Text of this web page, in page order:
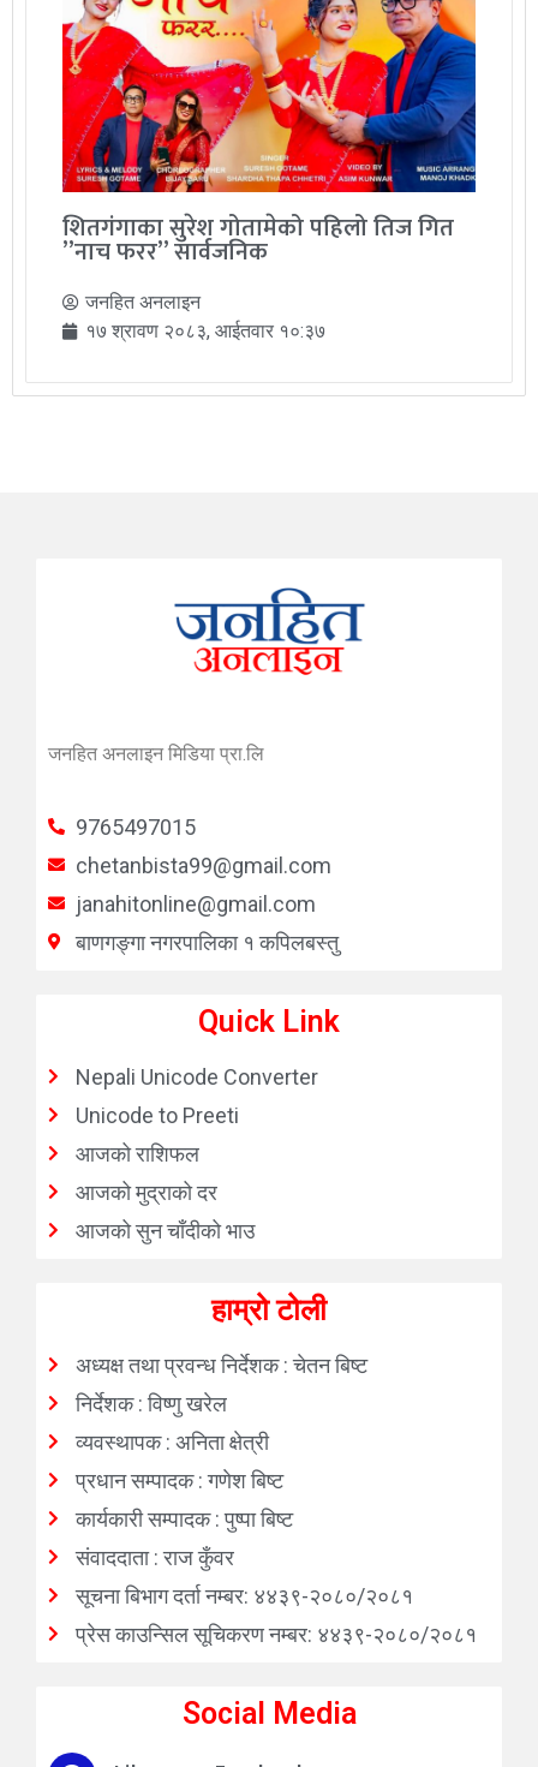
शितगंगाका सुरेश गोतामेको पहिलो तिज गित
”नाच फरर” सार्वजनिक
जनहित अनलाइन
१७ श्रावण २०८३, आईतवार १०:३७
जनहित अनलाइन मिडिया प्रा.लि
9765497015
chetanbista99@gmail.com
janahitonline@gmail.com
बाणगङ्गा नगरपालिका १ कपिलबस्तु
Quick Link
Nepali Unicode Converter
Unicode to Preeti
आजको राशिफल
आजको मुद्राको दर
आजको सुन चाँदीको भाउ
हाम्रो टोली
अध्यक्ष तथा प्रवन्ध निर्देशक : चेतन बिष्ट
निर्देशक : विष्णु खरेल
व्यवस्थापक : अनिता क्षेत्री
प्रधान सम्पादक : गणेश बिष्ट
कार्यकारी सम्पादक : पुष्पा बिष्ट
संवाददाता : राज कुँवर
सूचना बिभाग दर्ता नम्बर: ४४३९-२०८०/२०८१
प्रेस काउन्सिल सूचिकरण नम्बर: ४४३९-२०८०/२०८१
Social Media